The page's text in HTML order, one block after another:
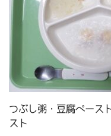
つぶし粥・豆腐ペース
スト